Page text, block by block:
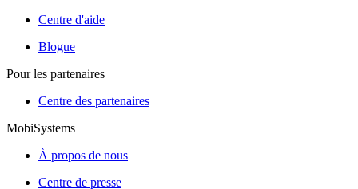
Centre d'aide
Blogue
Pour les partenaires
Centre des partenaires
MobiSystems
À propos de nous
Centre de presse